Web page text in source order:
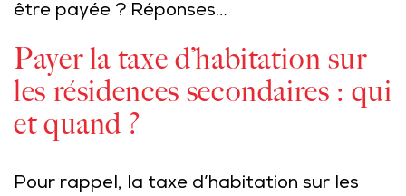
être payée ? Réponses…
Payer la taxe d’habitation sur
les résidences secondaires : qui
et quand ?
Pour rappel, la taxe d’habitation sur les